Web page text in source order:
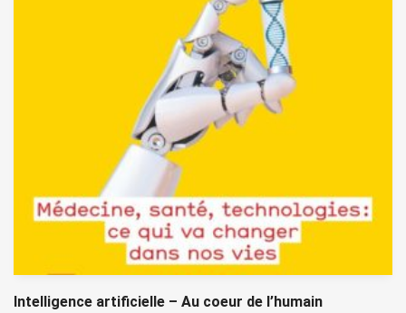
Intelligence artificielle – Au coeur de l’humain